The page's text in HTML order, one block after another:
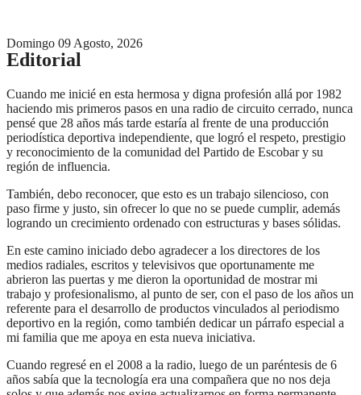
Domingo 09 Agosto, 2026
Editorial
Cuando me inicié en esta hermosa y digna profesión allá por 1982
haciendo mis primeros pasos en una radio de circuito cerrado, nunca
pensé que 28 años más tarde estaría al frente de una producción
periodística deportiva independiente, que logró el respeto, prestigio
y reconocimiento de la comunidad del Partido de Escobar y su
región de influencia.
También, debo reconocer, que esto es un trabajo silencioso, con
paso firme y justo, sin ofrecer lo que no se puede cumplir, además
logrando un crecimiento ordenado con estructuras y bases sólidas.
En este camino iniciado debo agradecer a los directores de los
medios radiales, escritos y televisivos que oportunamente me
abrieron las puertas y me dieron la oportunidad de mostrar mi
trabajo y profesionalismo, al punto de ser, con el paso de los años un
referente para el desarrollo de productos vinculados al periodismo
deportivo en la región, como también dedicar un párrafo especial a
mi familia que me apoya en esta nueva iniciativa.
Cuando regresé en el 2008 a la radio, luego de un paréntesis de 6
años sabía que la tecnología era una compañera que no nos deja